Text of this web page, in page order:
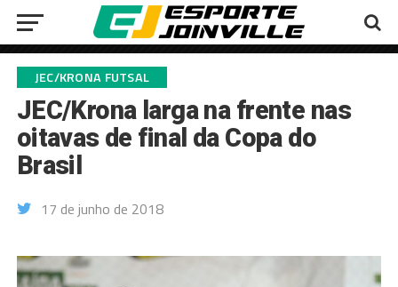
JEC/KRONA FUTSAL
JEC/Krona larga na frente nas
oitavas de final da Copa do
Brasil
17 de junho de 2018